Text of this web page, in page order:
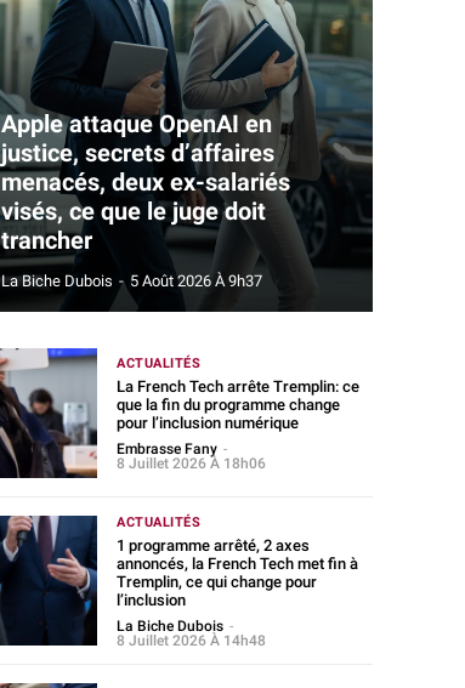
Apple attaque OpenAI en
justice, secrets d’affaires
menacés, deux ex-salariés
visés, ce que le juge doit
trancher
La Biche Dubois - 5 Août 2026 À 9h37
ACTUALITÉS
La French Tech arrête Tremplin: ce
que la fin du programme change
pour l’inclusion numérique
Embrasse Fany -
8 Juillet 2026 À 18h06
ACTUALITÉS
1 programme arrêté, 2 axes
annoncés, la French Tech met fin à
Tremplin, ce qui change pour
l’inclusion
La Biche Dubois -
8 Juillet 2026 À 14h48